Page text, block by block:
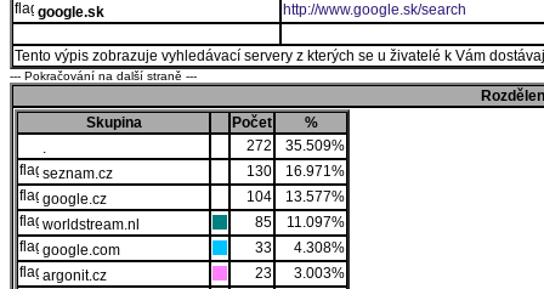
google.sk
http://www.google.sk/search
Tento výpis zobrazuje vyhledávací servery z kterých se u živatelé k Vám
--- Pokračování na další straně ---
Skupina
Počet
%
.
272
35.509%
seznam.cz
130
16.971%
google.cz
104
13.577%
worldstream.nl
85
11.097%
google.com
33
4.308%
argonit.cz
23
3.003%